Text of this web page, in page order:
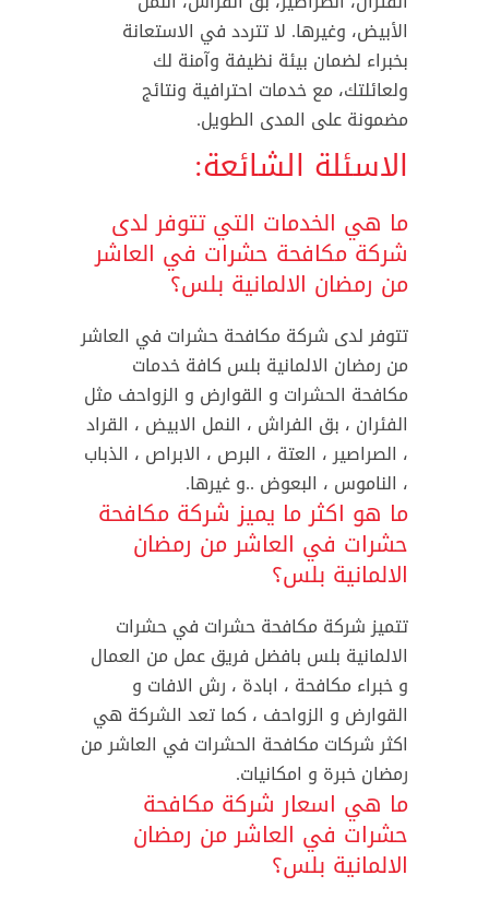
الأبيض، وغيرها. لا تتردد في الاستعانة
بخبراء لضمان بيئة نظيفة وآمنة لك
ولعائلتك، مع خدمات احترافية ونتائج
مضمونة على المدى الطويل.
الاسئلة الشائعة:
ما هي الخدمات التي تتوفر لدى
شركة مكافحة حشرات في العاشر
من رمضان الالمانية بلس؟
تتوفر لدى شركة مكافحة حشرات في العاشر
من رمضان الالمانية بلس كافة خدمات
مكافحة الحشرات و القوارض و الزواحف مثل
الفئران ، بق الفراش ، النمل الابيض ، القراد
، الصراصير ، العتة ، البرص ، الابراص ، الذباب
، الناموس ، البعوض ..و غيرها.
ما هو اكثر ما يميز شركة مكافحة
حشرات في العاشر من رمضان
الالمانية بلس؟
تتميز شركة مكافحة حشرات في حشرات
الالمانية بلس بافضل فريق عمل من العمال
و خبراء مكافحة ، ابادة ، رش الافات و
القوارض و الزواحف ، كما تعد الشركة هي
اكثر شركات مكافحة الحشرات في العاشر من
رمضان خبرة و امكانيات.
ما هي اسعار شركة مكافحة
حشرات في العاشر من رمضان
الالمانية بلس؟